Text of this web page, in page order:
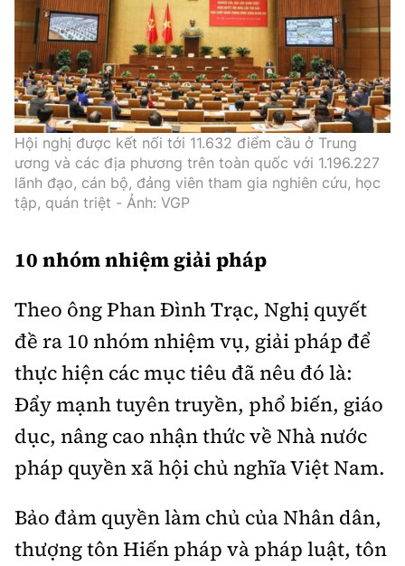
Hội nghị được kết nối tới 11.632 điểm cầu ở Trung
ương và các địa phương trên toàn quốc với 1.196.227
lãnh đạo, cán bộ, đảng viên tham gia nghiên cứu, học
tập, quán triệt - Ảnh: VGP
10 nhóm nhiệm giải pháp
Theo ông Phan Đình Trạc, Nghị quyết
đề ra 10 nhóm nhiệm vụ, giải pháp để
thực hiện các mục tiêu đã nêu đó là:
Ðẩy mạnh tuyên truyền, phổ biến, giáo
dục, nâng cao nhận thức về Nhà nước
pháp quyền xã hội chủ nghĩa Việt Nam.
Bảo đảm quyền làm chủ của Nhân dân,
thượng tôn Hiến pháp và pháp luật, tôn